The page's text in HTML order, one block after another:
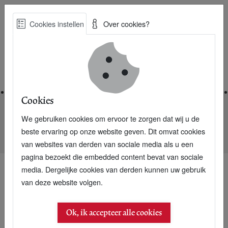
Skip
Best Practices voor een duurzame toekomst
Nieuwsarchief
Samenwerken volgens de Salesforce-methode
18 januari 2015
Samenwerken volgens
Cookies instellen Over cookies?
Cookies
We gebruiken cookies om ervoor te zorgen dat wij u de
beste ervaring op onze website geven. Dit omvat cookies
van websites van derden van sociale media als u een
pagina bezoekt die embedded content bevat van sociale
media. Dergelijke cookies van derden kunnen uw gebruik
van deze website volgen.
Ok, ik accepteer alle cookies